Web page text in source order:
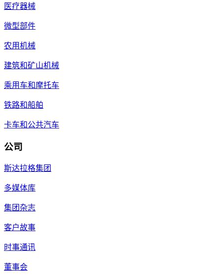
医疗器械
微型部件
农用机械
建筑和矿山机械
乘用车和摩托车
铁路和船舶
卡车和公共汽车
公司
斯达拉格集团
多媒体库
集团杂志
客户故事
时事通讯
董事会